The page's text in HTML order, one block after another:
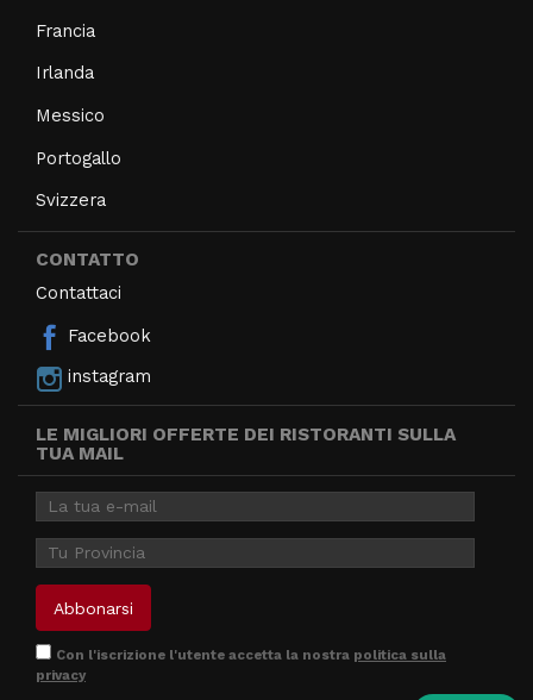
Francia
Irlanda
Messico
Portogallo
Svizzera
CONTATTO
Contattaci
Facebook
instagram
LE MIGLIORI OFFERTE DEI RISTORANTI SULLA
TUA MAIL
Con l'iscrizione l'utente accetta la nostra politica sulla
privacy